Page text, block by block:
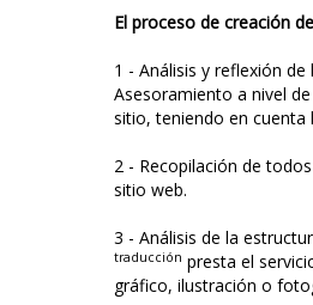
El proceso de creación
1 - Análisis y reflexión
Asesoramiento a nivel
sitio, teniendo en cuenta
2 - Recopilación de
sitio web.
3 - Análisis de la
traducción presta el
gráfico, ilustración o